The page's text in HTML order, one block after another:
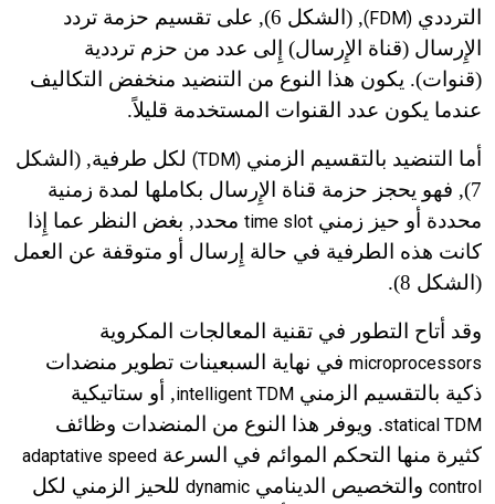
الترددي (FDM)
, (الشكل 6), على تقسيم حزمة تردد
الإِرسال (قناة الإِرسال) إِلى عدد من حزم ترددية
(قنوات). يكون هذا النوع من التنضيد منخفض التكاليف
عندما يكون عدد القنوات المستخدمة قليلاً.
أما التنضيد بالتقسيم الزمني (TDM) لكل طرفية, (الشكل
7), فهو يحجز حزمة قناة الإِرسال بكاملها لمدة زمنية
محددة أو حيز زمني time slot محدد, بغض النظر عما إِذا
كانت هذه الطرفية في حالة إِرسال أو متوقفة عن العمل
(الشكل 8).
وقد أتاح التطور في تقنية المعالجات المكروية
microprocessors في نهاية السبعينات تطوير منضدات
ذكية بالتقسيم الزمني intelligent TDM, أو ستاتيكية
statical TDM. ويوفر هذا النوع من المنضدات وظائف
كثيرة منها التحكم الموائم في السرعة adaptative speed
control والتخصيص الدينامي dynamic للحيز الزمني لكل